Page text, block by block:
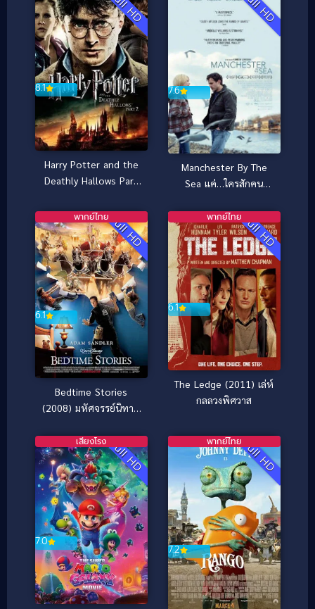
8.1
Harry Potter and the
Deathly Hallows Part
เตอร์ กับ เครื่องราง
ยมฑูต ตอน 2
7.6
Manchester By The
Sea แค่…ใครสักคน
Full HD
6.1
พากย์ไทย
Bedtime Stories
(2008) มหัศจรรย์นิทาน
Full HD
6.1
พากย์ไทย
The Ledge (2011) เล่ห์
กลลวงพิศวาส
Full HD
7.0
เสียงโรง Full HD
7.2
พากย์ไทย